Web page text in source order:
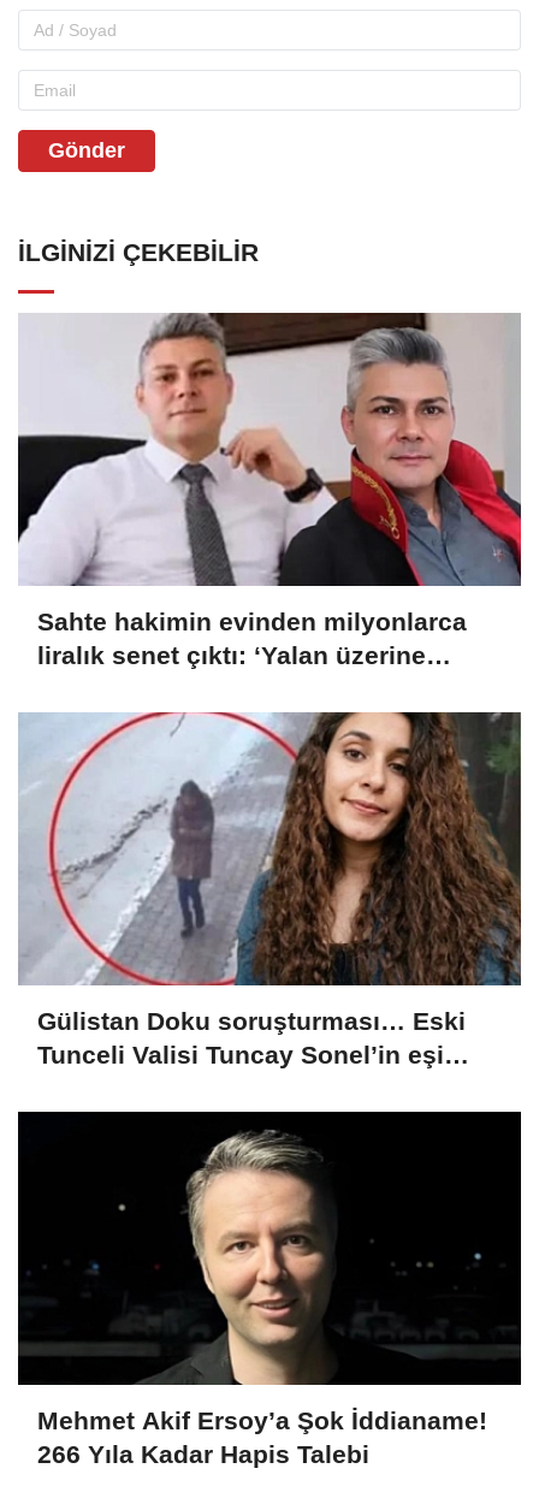
Gönder
İLGINIZI ÇEKEBILIR
Sahte hakimin evinden milyonlarca
liralık senet çıktı: ‘Yalan üzerine
Gülistan Doku soruşturması… Eski
Tunceli Valisi Tuncay Sonel’in eşi
Mehmet Akif Ersoy’a Şok İddianame!
266 Yıla Kadar Hapis Talebi